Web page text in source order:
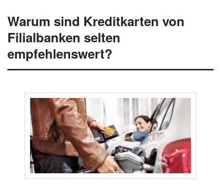
Warum sind Kreditkarten von
Filialbanken selten
empfehlenswert?